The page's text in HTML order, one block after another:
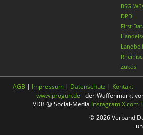
BSG-
DPD
First
Zukos
AGB | Impressum | Datenschutz | Kontakt
www.progun.de - der Waffenmarkt
VDB @ Social-Media InstagramX.com
© 2026 Verband